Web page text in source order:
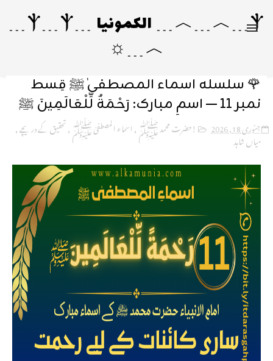
Ⲯ﹍︿﹍︿﹍ الکمونیا ﹍Ⲯ﹍Ⲯ﹍
︿﹍☼
🌹 سلسلہ اسماء المصطفیٰ ﷺ قِسط
نمبر 11 — اسمِ مبارک: رَحْمَةٌ لِّلْعَالَمِينَ ﷺ
جنوری 18, 2026 !حضرت محمد ﷺ ,اسماء المصطفیٰ ﷺ ,تحقیق کے دریچے,
میاں شاہد